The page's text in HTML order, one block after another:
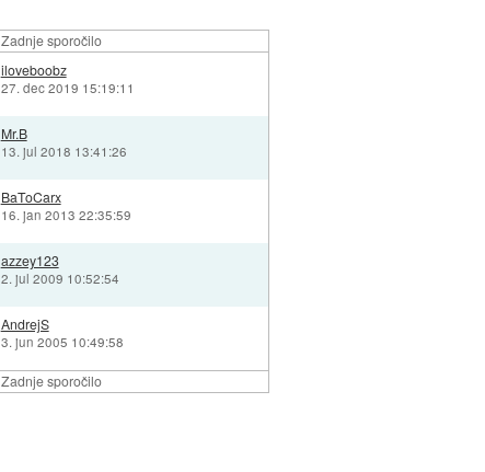
Zadnje sporočilo
Zadnje sporočilo
iloveboobz
27. dec 2019 15:19:11
Mr.B
13. jul 2018 13:41:26
BaToCarx
16. jan 2013 22:35:59
azzey123
2. jul 2009 10:52:54
AndrejS
3. jun 2005 10:49:58